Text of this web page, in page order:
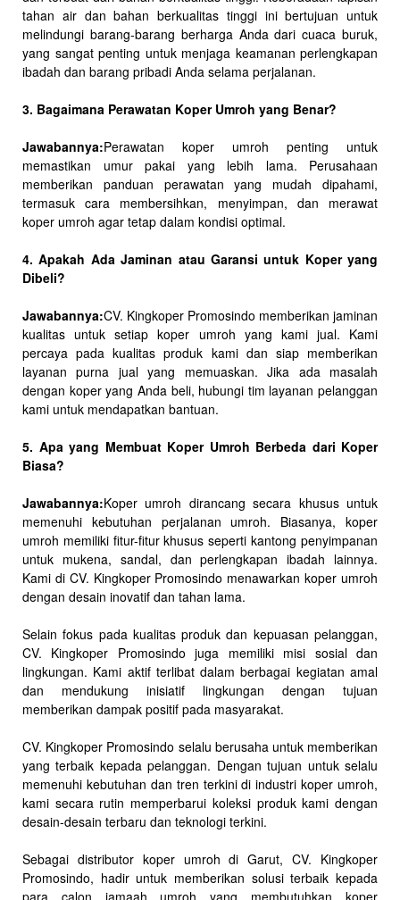
tahan air dan bahan berkualitas tinggi ini bertujuan untuk
melindungi barang-barang berharga Anda dari cuaca buruk,
yang sangat penting untuk menjaga keamanan perlengkapan
ibadah dan barang pribadi Anda selama perjalanan.
3. Bagaimana Perawatan Koper Umroh yang Benar?
Jawabannya:Perawatan koper umroh penting untuk
memastikan umur pakai yang lebih lama. Perusahaan
memberikan panduan perawatan yang mudah dipahami,
termasuk cara membersihkan, menyimpan, dan merawat
koper umroh agar tetap dalam kondisi optimal.
4. Apakah Ada Jaminan atau Garansi untuk Koper yang
Dibeli?
Jawabannya:CV. Kingkoper Promosindo memberikan jaminan
kualitas untuk setiap koper umroh yang kami jual. Kami
percaya pada kualitas produk kami dan siap memberikan
layanan purna jual yang memuaskan. Jika ada masalah
dengan koper yang Anda beli, hubungi tim layanan pelanggan
kami untuk mendapatkan bantuan.
5. Apa yang Membuat Koper Umroh Berbeda dari Koper
Biasa?
Jawabannya:Koper umroh dirancang secara khusus untuk
memenuhi kebutuhan perjalanan umroh. Biasanya, koper
umroh memiliki fitur-fitur khusus seperti kantong penyimpanan
untuk mukena, sandal, dan perlengkapan ibadah lainnya.
Kami di CV. Kingkoper Promosindo menawarkan koper umroh
dengan desain inovatif dan tahan lama.
Selain fokus pada kualitas produk dan kepuasan pelanggan,
CV. Kingkoper Promosindo juga memiliki misi sosial dan
lingkungan. Kami aktif terlibat dalam berbagai kegiatan amal
dan mendukung inisiatif lingkungan dengan tujuan
memberikan dampak positif pada masyarakat.
CV. Kingkoper Promosindo selalu berusaha untuk memberikan
yang terbaik kepada pelanggan. Dengan tujuan untuk selalu
memenuhi kebutuhan dan tren terkini di industri koper umroh,
kami secara rutin memperbarui koleksi produk kami dengan
desain-desain terbaru dan teknologi terkini.
Sebagai distributor koper umroh di Garut, CV. Kingkoper
Promosindo, hadir untuk memberikan solusi terbaik kepada
para calon jamaah umroh yang membutuhkan koper